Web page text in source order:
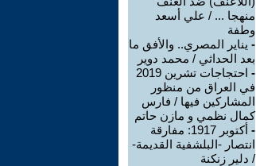
منهجا ... / علي أسعد
وطفة
- يناير المصري.. والأفق ما
بعد الحداثي / محمد دوير
-
احتجاجات تشرين 2019
في العراق من منظور
المشاركين فيها / فارس
كمال نظمي و مازن حاتم
-
أكتوبر 1917: مفارقة
انتصار -البلشفية القديمة-
/ دلير زنكنة